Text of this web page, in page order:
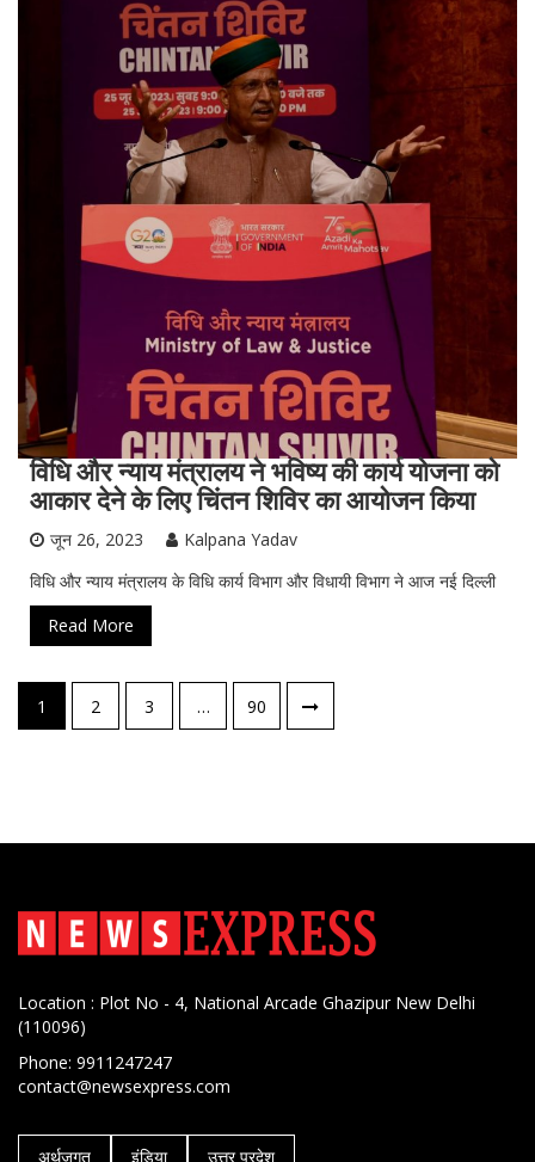
विधि और न्याय मंत्रालय ने भविष्य की कार्य योजना को
आकार देने के लिए चिंतन शिविर का आयोजन किया
जून 26, 2023
Kalpana Yadav
विधि और न्याय मंत्रालय के विधि कार्य विभाग और विधायी विभाग ने आज नई दिल्ली
Read More
पोस्ट्स
नेविगेशन
1 2 3 … 90
Location : Plot No - 4, National Arcade Ghazipur New Delhi
(110096)
Phone: 9911247247
contact@newsexpress.com
अर्थजगत इंडिया उत्तर प्रदेश